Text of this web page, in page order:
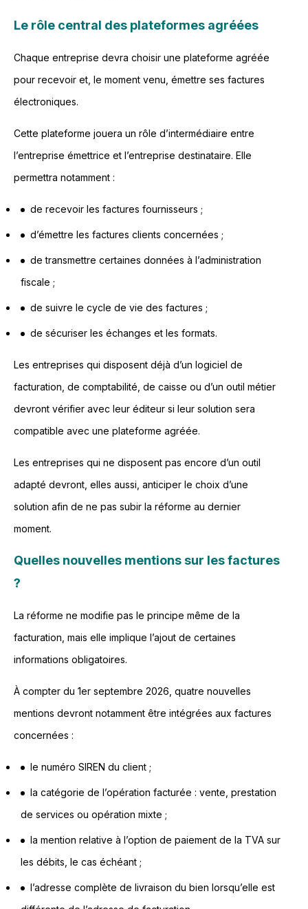
Le rôle central des plateformes agréées
Chaque entreprise devra choisir une plateforme agréée
pour recevoir et, le moment venu, émettre ses factures
électroniques.
Cette plateforme jouera un rôle d’intermédiaire entre
l’entreprise émettrice et l’entreprise destinataire. Elle
permettra notamment :
de recevoir les factures fournisseurs ;
d’émettre les factures clients concernées ;
de transmettre certaines données à l’administration
fiscale ;
de suivre le cycle de vie des factures ;
de sécuriser les échanges et les formats.
Les entreprises qui disposent déjà d’un logiciel de
facturation, de comptabilité, de caisse ou d’un outil métier
devront vérifier avec leur éditeur si leur solution sera
compatible avec une plateforme agréée.
Les entreprises qui ne disposent pas encore d’un outil
adapté devront, elles aussi, anticiper le choix d’une
solution afin de ne pas subir la réforme au dernier
moment.
Quelles nouvelles mentions sur les factures
?
La réforme ne modifie pas le principe même de la
facturation, mais elle implique l’ajout de certaines
informations obligatoires.
À compter du 1er septembre 2026, quatre nouvelles
mentions devront notamment être intégrées aux factures
concernées :
le numéro SIREN du client ;
la catégorie de l’opération facturée : vente, prestation
de services ou opération mixte ;
la mention relative à l’option de paiement de la TVA sur
les débits, le cas échéant ;
l’adresse complète de livraison du bien lorsqu’elle est